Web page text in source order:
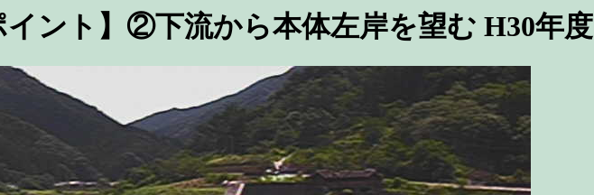
イント】②下流から本体左岸を望む H30年度